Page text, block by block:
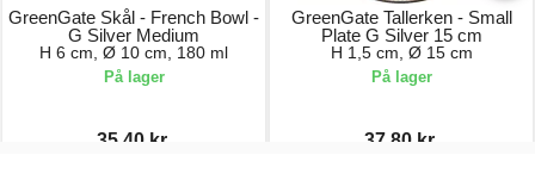
GreenGate Skål - French Bowl -
G Silver Medium
H 6 cm, Ø 10 cm, 180 ml
På lager
35,40 kr.
GreenGate Tallerken - Small
Plate G Silver 15 cm
H 1,5 cm, Ø 15 cm
På lager
37,80 kr.